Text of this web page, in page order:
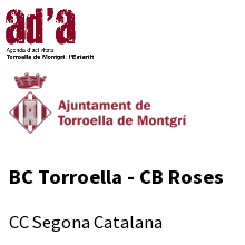
BC Torroella - CB Roses
CC Segona Catalana